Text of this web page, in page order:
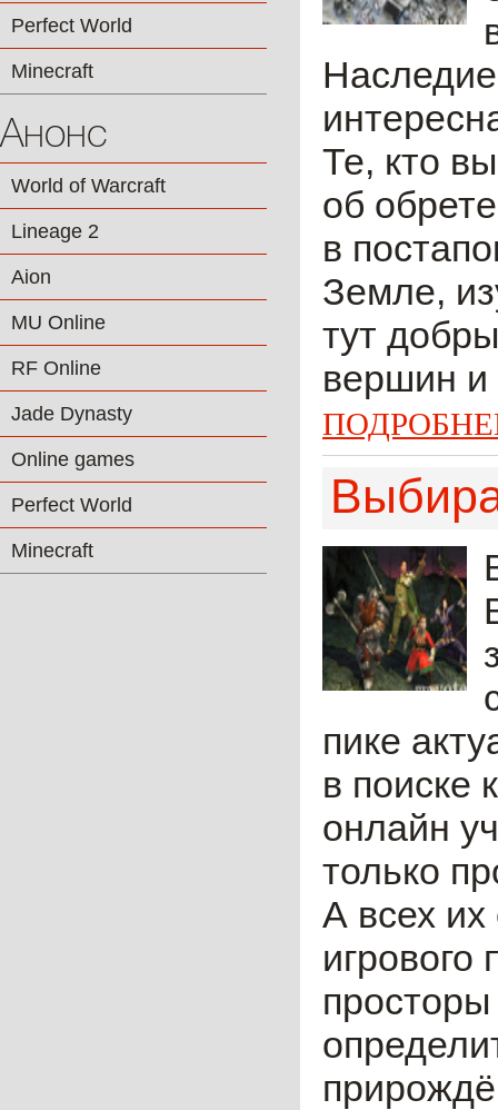
Perfect World
Minecraft
Анонс
World of Warcraft
Lineage 2
Aion
MU Online
RF Online
Jade Dynasty
Online games
Perfect World
Minecraft
Те, кто
об
в
Земле,
тут
вершин и
пике
в поиске
онлайн
только
А всех их
просторы